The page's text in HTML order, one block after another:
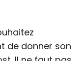
de donner son